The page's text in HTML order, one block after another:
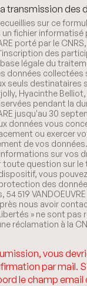
transmission des
sur ce
fichier informatisé
porté par le
l'inscription des
légale du
données collectées
seuls destinataires
Hyacinthe
pendant la
jusqu'au 30
données vous
ou exercer
de vos
sur vos
toute question sur le
vous
des
54 519
nous avoir
» ne sont pas
réclamation à la
vous
par mail.
le champ email